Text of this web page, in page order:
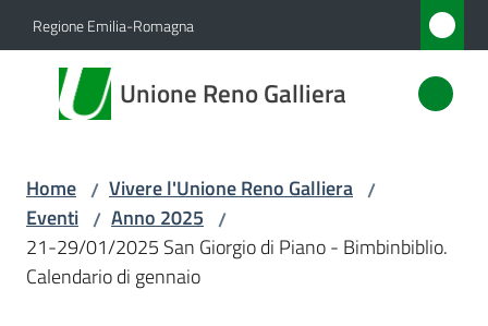
Vai al contenuto
Vai alla navigazione
Vai al footer
Regione Emilia-Romagna
Unione Reno Galliera
Unione
Reno
Amministrazione
Home / Vivere l'Unione Reno Galliera /
Eventi / Anno 2025 /
21-29/01/2025 San Giorgio di Piano - Bimbinbiblio.
Calendario di gennaio